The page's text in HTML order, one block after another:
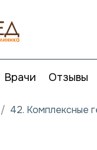
Врачи Отзывы
42. Комплексные